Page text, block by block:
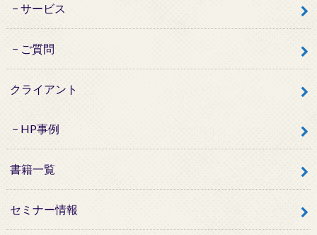
サービス
ご質問
クライアント
HP事例
書籍一覧
セミナー情報